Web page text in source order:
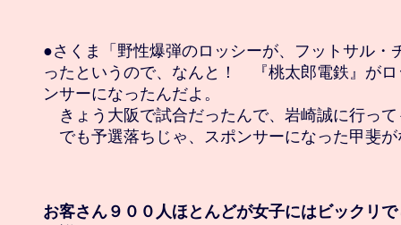
●さくま「野性爆弾のロッシーが、フットサル・
ったというので、なんと！　『桃太郎電鉄』が
ンサーになったんだよ。
きょう大阪で試合だったんで、岩崎誠に行って
でも予選落ちじゃ、スポンサーになった甲斐
お客さん９００人ほとんどが女子にはビックリ